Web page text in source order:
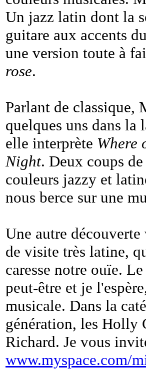
Un jazz latin dont la
guitare aux accents
une version toute à
rose.
Parlant de classique,
quelques uns dans la
elle interprète Where
Night. Deux coups
couleurs jazzy et
nous berce sur une
Une autre
de visite très latine,
caresse notre ouïe.
peut-être et je
musicale. Dans la
génération, les
Richard. Je vous
www.myspace.com/